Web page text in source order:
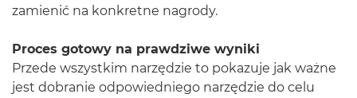
zamienić na konkretne nagrody.
Proces gotowy na prawdziwe wyniki
Przede wszystkim narzędzie to pokazuje jak ważne
jest dobranie odpowiedniego narzędzie do celu